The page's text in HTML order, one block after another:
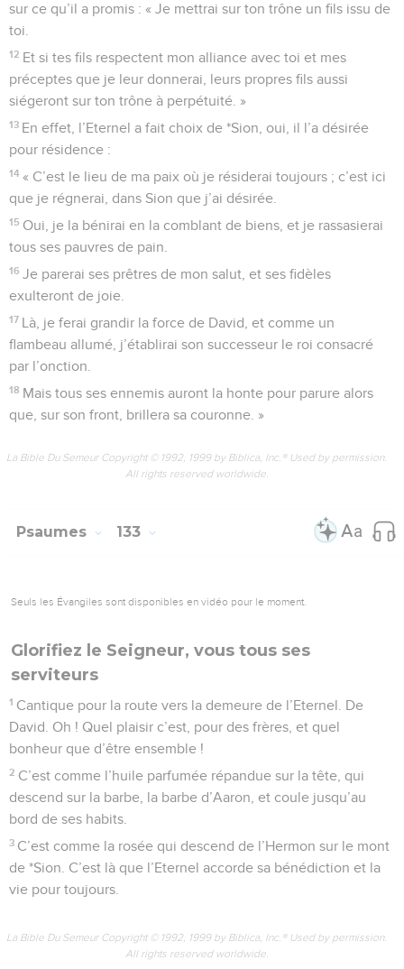
sur ce qu’il a promis : « Je mettrai sur ton trône un fils issu de
toi.
12 Et si tes fils respectent mon alliance avec toi et mes
préceptes que je leur donnerai, leurs propres fils aussi
siégeront sur ton trône à perpétuité. »
13 En effet, l’Eternel a fait choix de *Sion, oui, il l’a désirée
pour résidence :
14 « C’est le lieu de ma paix où je résiderai toujours ; c’est ici
que je régnerai, dans Sion que j’ai désirée.
15 Oui, je la bénirai en la comblant de biens, et je rassasierai
tous ses pauvres de pain.
16 Je parerai ses prêtres de mon salut, et ses fidèles
exulteront de joie.
17 Là, je ferai grandir la force de David, et comme un
flambeau allumé, j’établirai son successeur le roi consacré
par l’onction.
18 Mais tous ses ennemis auront la honte pour parure alors
que, sur son front, brillera sa couronne. »
La Bible Du Semeur Copyright © 1992, 1999 by Biblica, Inc.® Used by permission.
All rights reserved worldwide.
Psaumes 133
Seuls les Évangiles sont disponibles en vidéo pour le moment.
Glorifiez le Seigneur, vous tous ses
serviteurs
1 Cantique pour la route vers la demeure de l’Eternel. De
David. Oh ! Quel plaisir c’est, pour des frères, et quel
bonheur que d’être ensemble !
2 C’est comme l’huile parfumée répandue sur la tête, qui
descend sur la barbe, la barbe d’Aaron, et coule jusqu’au
bord de ses habits.
3 C’est comme la rosée qui descend de l’Hermon sur le mont
de *Sion. C’est là que l’Eternel accorde sa bénédiction et la
vie pour toujours.
La Bible Du Semeur Copyright © 1992, 1999 by Biblica, Inc.® Used by permission.
All rights reserved worldwide.